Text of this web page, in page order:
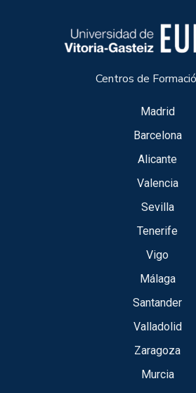
Centros de
Madrid
Barcelona
Alicante
Valencia
Sevilla
Tenerife
Vigo
Málaga
Santander
Valladolid
Zaragoza
Murcia